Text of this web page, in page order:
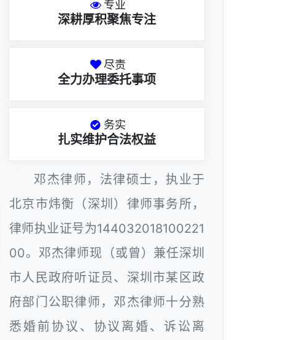
专业
深耕厚积聚焦专注
尽责
全力办理委托事项
务实
扎实维护合法权益
邓杰律师，法律硕士，执业于
北京市炜衡（深圳）律师事务所，
律师执业证号为144032018100221
00。邓杰律师现（或曾）兼任深圳
市人民政府听证员、深圳市某区政
府部门公职律师，邓杰律师十分熟
悉婚前协议、协议离婚、诉讼离